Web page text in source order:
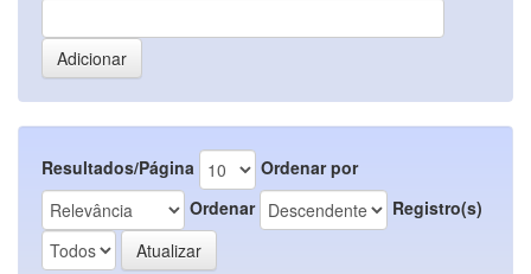
Resultados/Página
Ordenar por
Ordenar
Registro(s)